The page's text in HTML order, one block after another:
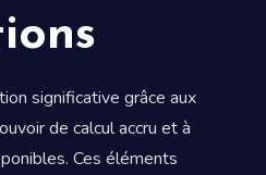
significative grâce aux
de calcul accru et à
Ces éléments